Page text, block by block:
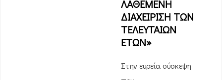
ΛΑΘΕΜΕΝΗ
ΔΙΑΧΕΙΡΙΣΗ ΤΩΝ
ΤΕΛΕΥΤΑΙΩΝ
ΕΤΩΝ»
Στην ευρεία σύσκεψη